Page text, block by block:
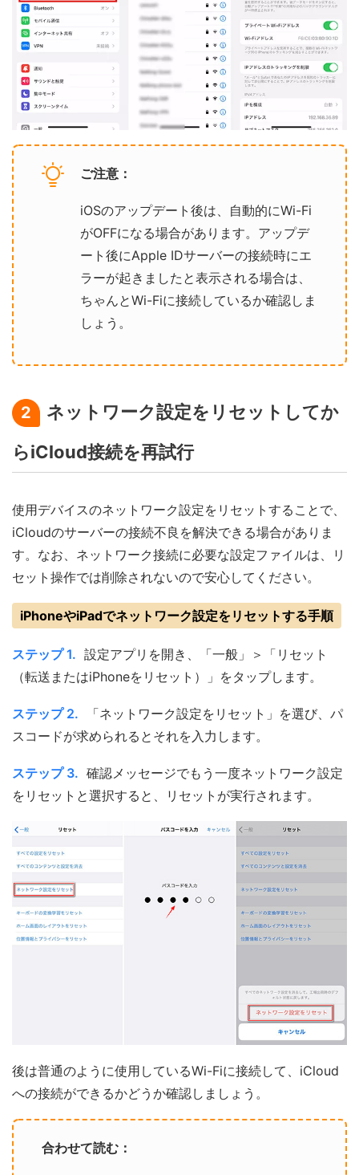
ご注意：
iOSのアップデート後は、自動的にWi-Fi
がOFFになる場合があります。アップデ
ート後にApple IDサーバーの接続時にエ
ラーが起きましたと表示される場合は、
ちゃんとWi-Fiに接続しているか確認しま
しょう。
2
ネットワーク設定をリセットしてか
らiCloud接続を再試行
使用デバイスのネットワーク設定をリセットすることで、
iCloudのサーバーの接続不良を解決できる場合がありま
す。なお、ネットワーク接続に必要な設定ファイルは、リ
セット操作では削除されないので安心してください。
iPhoneやiPadでネットワーク設定をリセットする手順
ステップ 1. 設定アプリを開き、「一般」＞「リセット
（転送またはiPhoneをリセット）」をタップします。
ステップ 2.
「ネットワーク設定をリセット」を選び、パ
スコードが求められるとそれを入力します。
ステップ 3. 確認メッセージでもう一度ネットワーク設定
をリセットと選択すると、リセットが実行されます。
後は普通のように使用しているWi-Fiに接続して、iCloud
への接続ができるかどうか確認しましょう。
合わせて読む：